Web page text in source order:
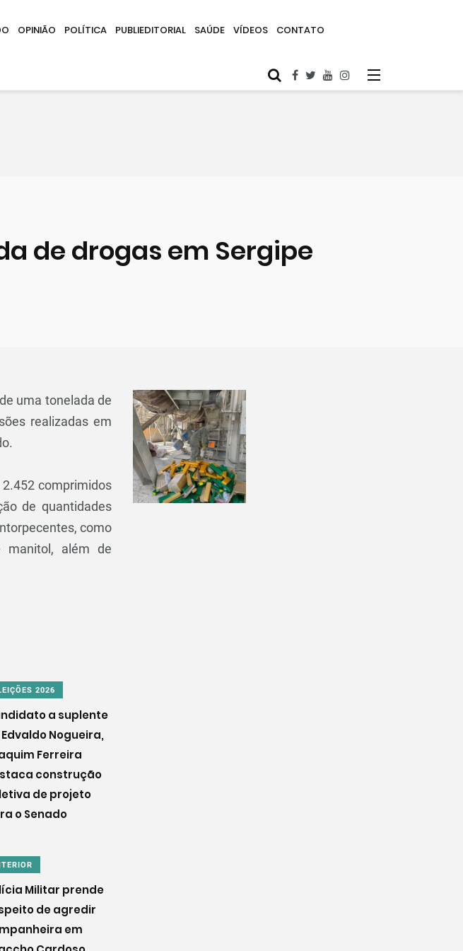
OPINIÃO POLÍTICA PUBLIEDITORIAL SAÚDE VÍDEOS CONTATO
de drogas em Sergipe
uma tonelada de
realizadas em
comprimidos
de quantidades
como
manitol, além de
2026
a suplente
Nogueira,
Ferreira
construção
de projeto
o Senado
Militar prende
de agredir
em